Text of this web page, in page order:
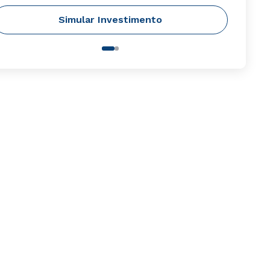
Simular Investimento